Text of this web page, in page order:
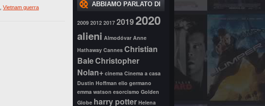
Vietnam guerra ABBIAMO PARLATO DI
2009 2012 2017 20192020
alieni Almodóvar Anne
Hathaway Cannes Christian
BaleChristopher
Nolan+ cinema Cinema a casa
Dustin Hoffman elio germano
emma watson esorcismo Golden
Globe harry potter Helena